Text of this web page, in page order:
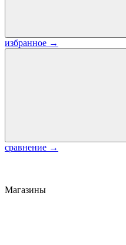
избранное →
сравнение →
Магазины